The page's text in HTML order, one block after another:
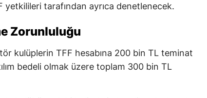
yetkilileri tarafından ayrıca denetlenecek.
Zorunluluğu
kulüplerin TFF hesabına 200 bin TL teminat
bedeli olmak üzere toplam 300 bin TL